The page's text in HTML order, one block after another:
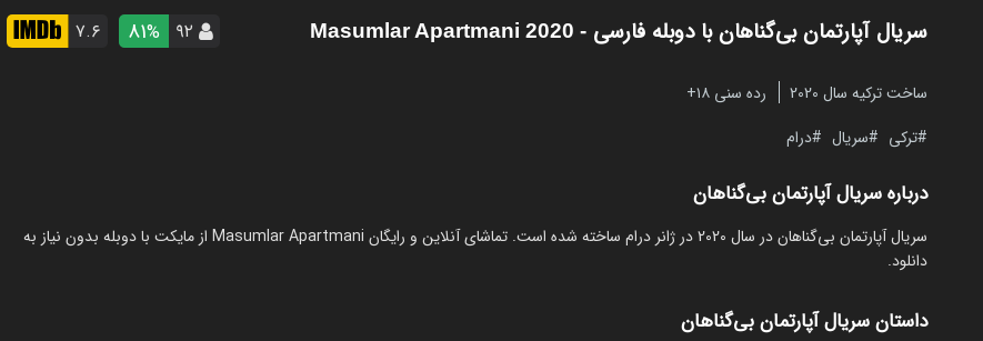
سریال آپارتمان بی‌‌گناهان با دوبله فارسی - Masumlar Apartmani 2020 ۹۲ 81% ۷.۶
ساخت ترکیه سال 2020
رده سنی ۱۸+
ترکی
سریال درام
درباره سریال آپارتمان بی‌‌گناهان
سریال آپارتمان بی‌‌گناهان در سال 2020 در ژانر درام ساخته شده است. تماشای آنلاین و رایگان Masumlar Apartmani از مایکت با دوبله بدون نیاز به
دانلود.
داستان سریال آپارتمان بی‌‌گناهان